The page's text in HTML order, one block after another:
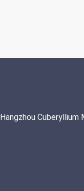
Hangzhou Cuberyllium